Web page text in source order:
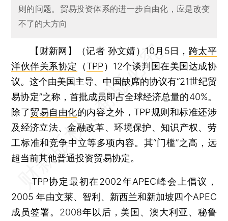
则的问题。贸易投资体系的进一步自由化，应是改变
不了的大方向
【财新网】（记者 孙文婧） 10月5日， 跨太平
洋伙伴关系协定
（TPP ）12个谈判国在美国达成协
议。这个由美国主导、中国缺席的协议有“21世纪贸
易协定”之称，首批成员即占全球经济总量的40%。
除了贸易自由化的内容之外，TPP规则和标准还涉
及经济立法、金融改革、环境保护、知识产权、劳
工标准和竞争中立等多项内容。其“门槛”之高，远
超当前其他普通投资贸易协定。
TPP协定最初在2002年APEC峰会上倡议，
2005 年由文莱、智利、新西兰和新加坡四个APEC
成员签署。2008年以后，美国、澳大利亚、秘鲁